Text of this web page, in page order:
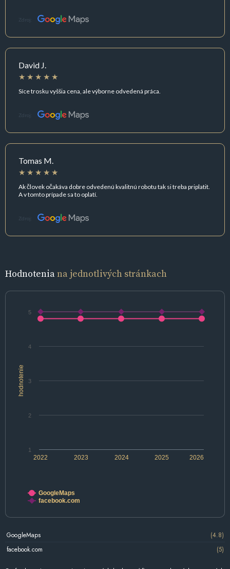
Zdroj:
David J.
Síce trosku vyššia cena, ale výborne odvedená práca.
Zdroj:
Tomas M.
Ak človek očakáva dobre odvedenú kvalitnú robotu tak si treba priplatit.
A v tomto prípade sa to oplatí.
Zdroj:
Hodnoteniana jednotlivých stránkach
hodnotenie
2022 2024 2026
2023 2025
1
2
3
4
5
GoogleMaps
facebook.com
GoogleMaps
(4.8)
facebook.com
(5)